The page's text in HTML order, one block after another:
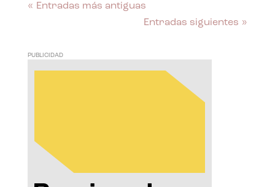
« Entradas más antiguas
Entradas siguientes »
PUBLICIDAD